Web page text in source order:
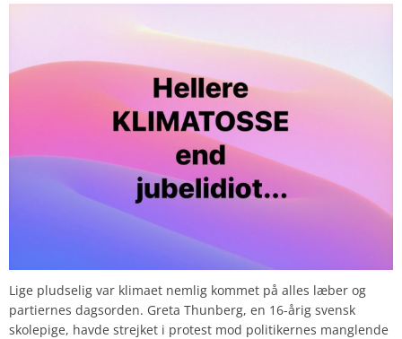
Lige pludselig var klimaet nemlig kommet på alles læber og
partiernes dagsorden. Greta Thunberg, en 16-årig svensk
skolepige, havde strejket i protest mod politikernes manglende